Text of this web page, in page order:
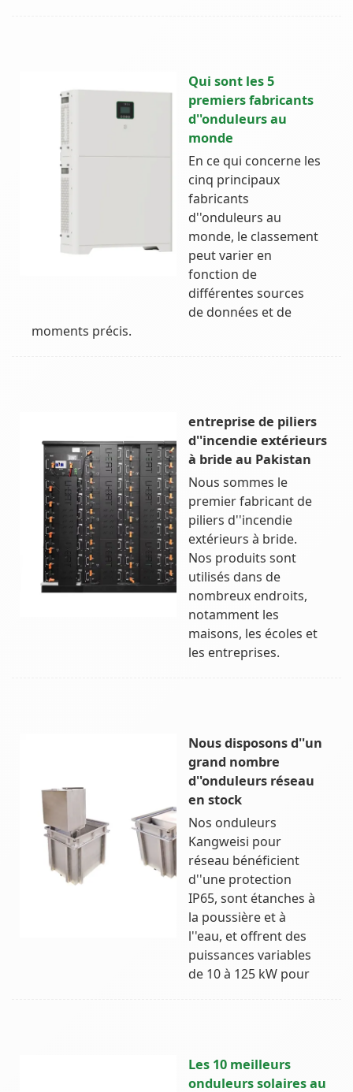
Qui sont les 5
premiers fabricants
d''onduleurs au
monde
En ce qui concerne les
cinq principaux
fabricants
d''onduleurs au
monde, le classement
peut varier en
fonction de
différentes sources
de données et de
moments précis.
entreprise de piliers
d''incendie extérieurs
à bride au Pakistan
Nous sommes le
premier fabricant de
piliers d''incendie
extérieurs à bride.
Nos produits sont
utilisés dans de
nombreux endroits,
notamment les
maisons, les écoles et
les entreprises.
Nous disposons d''un
grand nombre
d''onduleurs réseau
en stock
Nos onduleurs
Kangweisi pour
réseau bénéficient
d''une protection
IP65, sont étanches à
la poussière et à
l''eau, et offrent des
puissances variables
de 10 à 125 kW pour
Les 10 meilleurs
onduleurs solaires au